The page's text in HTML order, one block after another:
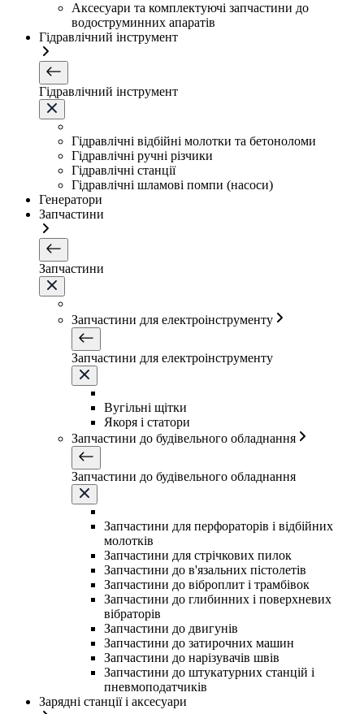
Аксесуари та комплектуючі запчастини до
водоструминних апаратів
Гідравлічний інструмент
Гідравлічний інструмент
Гідравлічні відбійні молотки та бетоноломи
Гідравлічні ручні різчики
Гідравлічні станції
Гідравлічні шламові помпи (насоси)
Генератори
Запчастини
Запчастини
Запчастини для електроінструменту
Запчастини для електроінструменту
Вугільні щітки
Якоря і статори
Запчастини до будівельного обладнання
Запчастини до будівельного обладнання
Запчастини для перфораторів і відбійних
молотків
Запчастини для стрічкових пилок
Запчастини до в'язальних пістолетів
Запчастини до віброплит і трамбівок
Запчастини до глибинних і поверхневих
вібраторів
Запчастини до двигунів
Запчастини до затирочних машин
Запчастини до нарізувачів швів
Запчастини до штукатурних станцій і
пневмоподатчиків
Зарядні станції і аксесуари